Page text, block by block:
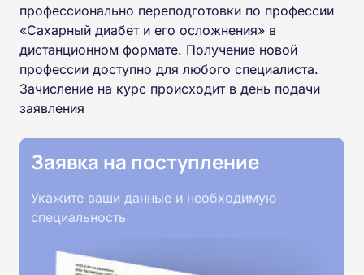
профессионально переподготовки по профессии
«Сахарный диабет и его осложнения» в
дистанционном формате. Получение новой
профессии доступно для любого специалиста.
Зачисление на курс происходит в день подачи
заявления
Заявка на поступление
Укажите ваши данные и необходимую
специальность